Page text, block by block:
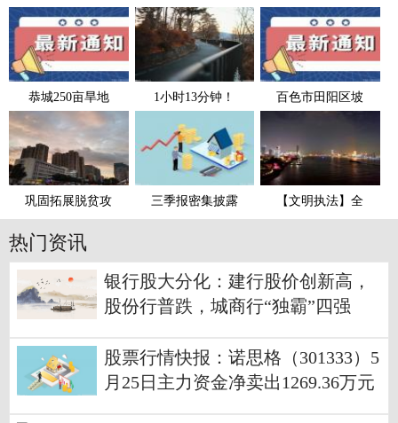
恭城250亩旱地 1小时13分钟！ 百色市田阳区坡
巩固拓展脱贫攻 三季报密集披露 【文明执法】全
热门资讯
银行股大分化：建行股价创新高，
股份行普跌，城商行“独霸”四强
股票行情快报：诺思格（301333）5
月25日主力资金净卖出1269.36万元